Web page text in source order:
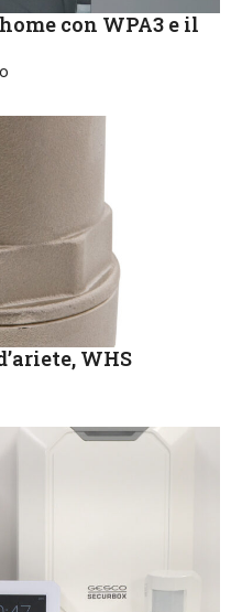
con WPA3 e il
WHS